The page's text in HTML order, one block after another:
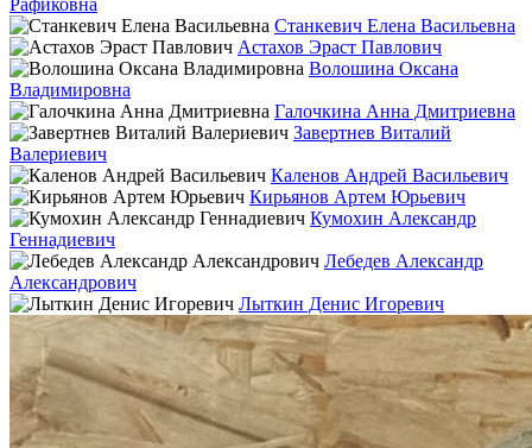
Станкевич Елена Васильевна
Астахов Эраст Павлович
Волошина Оксана
Владимировна
Галочкина Анна Дмитриевна
Завертнев Виталий
Валериевич
Каленов Андрей Васильевич
Кирьянов Артем Юрьевич
Кумохин Александр
Геннадиевич
Лебедев Александр
Александрович
Лыткин Денис Игоревич